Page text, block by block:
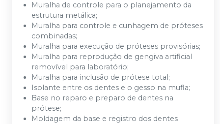
Muralha de controle para o planejamento da
estrutura metálica;
Muralha para controle e cunhagem de próteses
combinadas;
Muralha para execução de próteses provisórias;
Muralha para reprodução de gengiva artificial
removível para laboratório;
Muralha para inclusão de prótese total;
Isolante entre os dentes e o gesso na mufla;
Base no reparo e preparo de dentes na
prótese;
Moldagem da base e registro dos dentes